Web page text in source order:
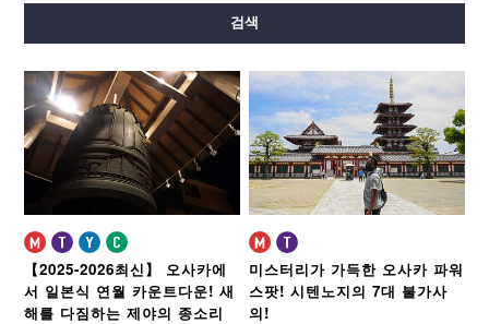
사카이스지선
이마자토스지선 뉴트램
검색
【2025-2026최신】 오사카에
서 일본식 연월 카운트다운!새
해를 다짐하는 제야의 종소리
미스터리가 가득한 오사카 파워
스팟!시텐노지의 7대 불가사
의!